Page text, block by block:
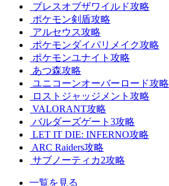
ブレスオブザワイルド攻略
ポケモン剣盾攻略
アルセウス攻略
ポケモンダイパリメイク攻略
ポケモンユナイト攻略
あつ森攻略
ユニコーンオーバーロード攻略
ロストジャッジメント攻略
VALORANT攻略
バルダーズゲート3攻略
LET IT DIE: INFERNO攻略
ARC Raiders攻略
サブノーティカ2攻略
一覧を見る